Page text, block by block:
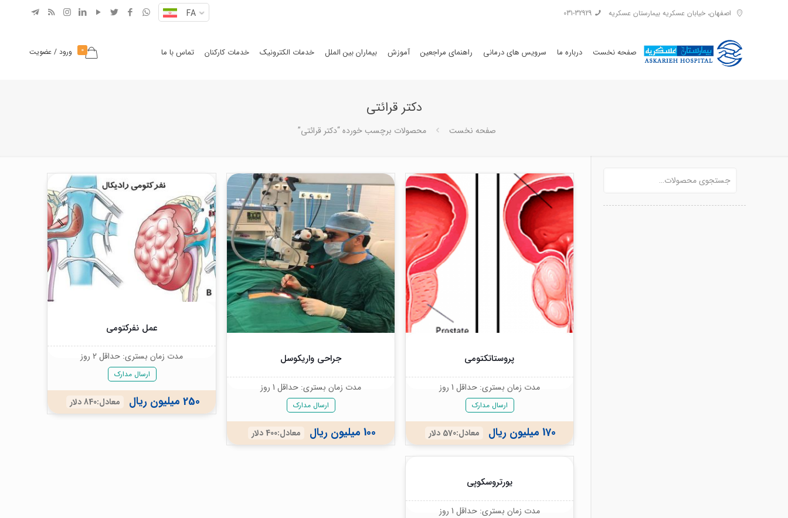
اصفهان، خیابان عسکریه بیمارستان عسکریه 031-32929
FA
صفحه نخست درباره ما سرویس های درمانی راهنمای مراجعین آموزش بیماران بین الملل خدمات الکترونیک خدمات کارکنان تماس با ما 0 ورود / عضویت
دکتر قرائتی
صفحه نخست محصولات برچسب خورده “دکتر قرائتی”
پروستاتکتومی
مدت زمان بستری: حداقل 1 روز
ارسال مدارک
170 میلیون ریال معادل:570 دلار
جراحی واریکوسل
مدت زمان بستری: حداقل 1 روز
ارسال مدارک
100 میلیون ریال معادل:400 دلار
عمل نفرکتومی
مدت زمان بستری: حداقل 2 روز
ارسال مدارک
250 میلیون ریال معادل:840 دلار
یورتروسکوپی
مدت زمان بستری: حداقل 1 روز